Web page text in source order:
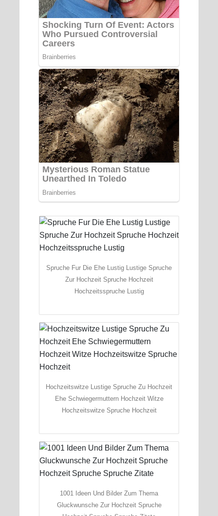
Spruche Fur Die Ehe Lustig Lustige Spruche
Zur Hochzeit Spruche Hochzeit
Hochzeitsspruche Lustig
Hochzeitswitze Lustige Spruche Zu Hochzeit
Ehe Schwiegermuttern Hochzeit Witze
Hochzeitswitze Spruche Hochzeit
1001 Ideen Und Bilder Zum Thema
Gluckwunsche Zur Hochzeit Spruche